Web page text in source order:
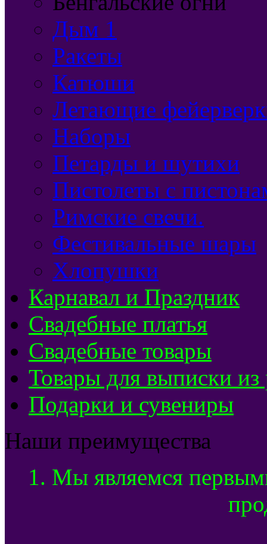
Дым 1
Ракеты
Катюши
Летающие
Наборы
Петарды и шутихи
Пистолеты с
Римские свечи.
Фестивальные шары
Хлопушки
Карнавал и Праздник
Свадебные платья
Свадебные товары
Товары для выписки из
Подарки и сувениры
Наши преимущества
1. Мы являемся